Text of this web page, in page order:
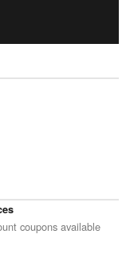
coupons available